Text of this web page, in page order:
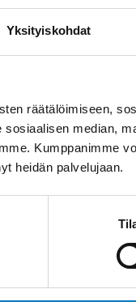
Yksityiskohdat
räätälöimiseen,
median,
Kumppanimme
heidän palvelujaan.